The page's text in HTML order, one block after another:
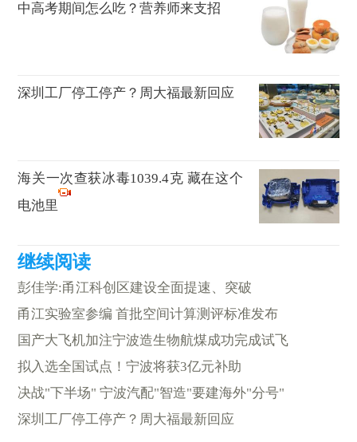
中高考期间怎么吃？营养师来支招
深圳工厂停工停产？周大福最新回应
海关一次查获冰毒1039.4克 藏在这个
电池里
彭佳学:甬江科创区建设全面提速、突破
甬江实验室参编 首批空间计算测评标准发布
国产大飞机加注宁波造生物航煤成功完成试飞
拟入选全国试点！宁波将获3亿元补助
决战"下半场" 宁波汽配"智造"要建海外"分号"
深圳工厂停工停产？周大福最新回应